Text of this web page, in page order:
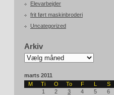
Elevarbejder
frit ført maskinbroderi
Uncategorized
Arkiv
Arkiv
marts 2011
M
Ti O To F L
S
1
2 3 4 5
6